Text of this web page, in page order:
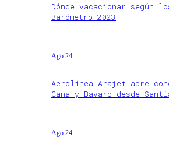
Dónde vacacionar según
Barómetro 2023
Ago 24
Aerolínea Arajet abre
Cana y Bávaro desde
Ago 24